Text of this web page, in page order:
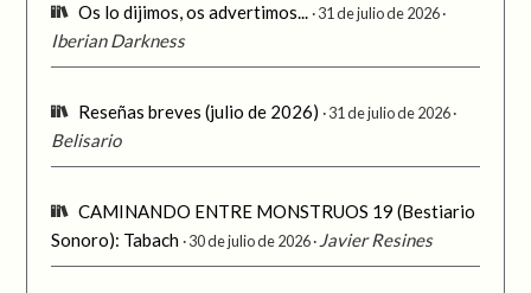
Os lo dijimos, os advertimos... 31 de julio de 2026
Iberian Darkness
Reseñas breves (julio de 2026) 31 de julio de 2026
Belisario
CAMINANDO ENTRE MONSTRUOS 19 (Bestiario
Sonoro): Tabach 30 de julio de 2026 Javier Resines